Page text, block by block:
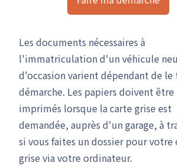
Les documents nécessaires à
l'immatriculation d'un véhicule
d'occasion varient dépendant de le
démarche. Les papiers doivent être
imprimés lorsque la carte grise est
demandée, auprès d'un garage, à
si vous faites un dossier pour votre
grise via votre ordinateur.